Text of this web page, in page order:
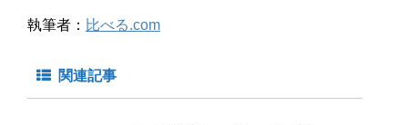
執筆者： 比べる.com
関連記事